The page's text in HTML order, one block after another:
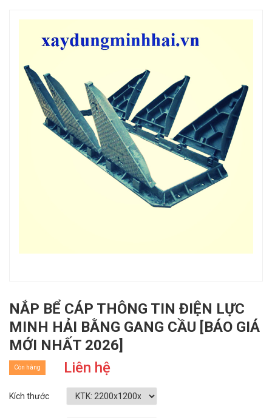
NẮP BỂ CÁP THÔNG TIN ĐIỆN LỰC
MINH HẢI BẰNG GANG CẦU [BÁO GIÁ
MỚI NHẤT 2026]
Liên hệ
Còn hàng
Kích thước